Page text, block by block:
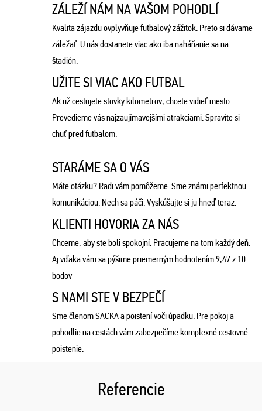
ZÁLEŽÍ NÁM NA VAŠOM POHODLÍ
Kvalita zájazdu ovplyvňuje futbalový zážitok. Preto si dávame
záležať. U nás dostanete viac ako iba naháňanie sa na
štadión.
UŽITE SI VIAC AKO FUTBAL
Ak už cestujete stovky kilometrov, chcete vidieť mesto.
Prevedieme vás najzaujímavejšími atrakciami. Spravíte si
chuť pred futbalom.
STARÁME SA O VÁS
Máte otázku? Radi vám pomôžeme. Sme známi perfektnou
komunikáciou. Nech sa páči. Vyskúšajte si ju hneď teraz.
KLIENTI HOVORIA ZA NÁS
Chceme, aby ste boli spokojní. Pracujeme na tom každý deň.
Aj vďaka vám sa pýšime priemerným hodnotením 9,47 z 10
bodov
S NAMI STE V BEZPEČÍ
Sme členom SACKA a poistení voči úpadku. Pre pokoj a
pohodlie na cestách vám zabezpečíme komplexné cestovné
poistenie.
Referencie